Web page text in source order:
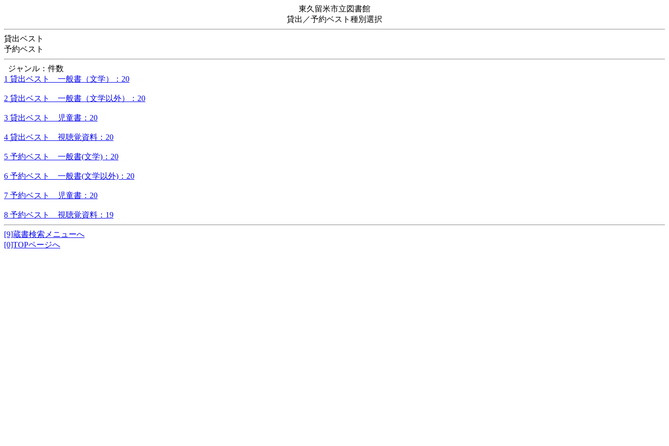
東久留米市立図書館
貸出／予約ベスト種別選択
貸出ベスト
予約ベスト
ジャンル：件数
1 貸出ベスト 一般書（文学）：20
2 貸出ベスト 一般書（文学以外）：20
3 貸出ベスト 児童書：20
4 貸出ベスト 視聴覚資料：20
5 予約ベスト 一般書(文学)：20
6 予約ベスト 一般書(文学以外)：20
7 予約ベスト 児童書：20
8 予約ベスト 視聴覚資料：19
[9]蔵書検索メニューへ
[0]TOPページへ